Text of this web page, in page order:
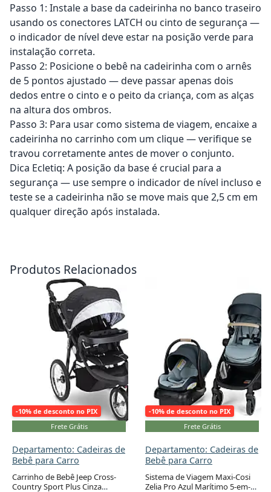
Passo 1: Instale a base da cadeirinha no banco traseiro
usando os conectores LATCH ou cinto de segurança —
o indicador de nível deve estar na posição verde para
instalação correta.
Passo 2: Posicione o bebê na cadeirinha com o arnês
de 5 pontos ajustado — deve passar apenas dois
dedos entre o cinto e o peito da criança, com as alças
na altura dos ombros.
Passo 3: Para usar como sistema de viagem, encaixe a
cadeirinha no carrinho com um clique — verifique se
travou corretamente antes de mover o conjunto.
Dica Ecletiq: A posição da base é crucial para a
segurança — use sempre o indicador de nível incluso e
teste se a cadeirinha não se move mais que 2,5 cm em
qualquer direção após instalada.
Produtos Relacionados
-10% de desconto no PIX
Frete Grátis
Departamento: Cadeiras de
Bebê para Carro
Carrinho de Bebê Jeep Cross-
Country Sport Plus Cinza
Adicionar ao carrinho
-10% de desconto no PIX
Frete Grátis
Departamento: Cadeiras de
Bebê para Carro
Sistema de Viagem Maxi-Cosi
Zelia Pro Azul Marítimo 5-em-1
Adicionar ao carrinho Adicionar ao carrinho